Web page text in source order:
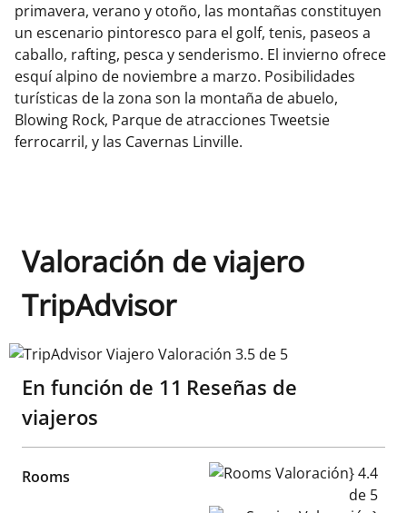
primavera, verano y otoño, las montañas constituyen
un escenario pintoresco para el golf, tenis, paseos a
caballo, rafting, pesca y senderismo. El invierno ofrece
esquí alpino de noviembre a marzo. Posibilidades
turísticas de la zona son la montaña de abuelo,
Blowing Rock, Parque de atracciones Tweetsie
ferrocarril, y las Cavernas Linville.
Valoración de viajero
TripAdvisor
TripAdvisor Viajero Valoración 3.5 de 5
En función de 11 Reseñas de
viajeros
Rooms Rooms Valoración} 4.4 de 5